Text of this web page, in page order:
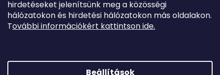
hirdetéseket jelenítsünk meg a közösségi
hálózatokon és hirdetési hálózatokon más oldalakon.
További információkért kattintson ide.
Beállítások
Kapcsolat
tamogatas@salente.hu
YouTube